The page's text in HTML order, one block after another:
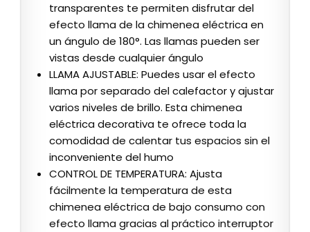
transparentes te permiten disfrutar del
efecto llama de la chimenea eléctrica en
un ángulo de 180°. Las llamas pueden ser
vistas desde cualquier ángulo
LLAMA AJUSTABLE: Puedes usar el efecto
llama por separado del calefactor y ajustar
varios niveles de brillo. Esta chimenea
eléctrica decorativa te ofrece toda la
comodidad de calentar tus espacios sin el
inconveniente del humo
CONTROL DE TEMPERATURA: Ajusta
fácilmente la temperatura de esta
chimenea eléctrica de bajo consumo con
efecto llama gracias al práctico interruptor